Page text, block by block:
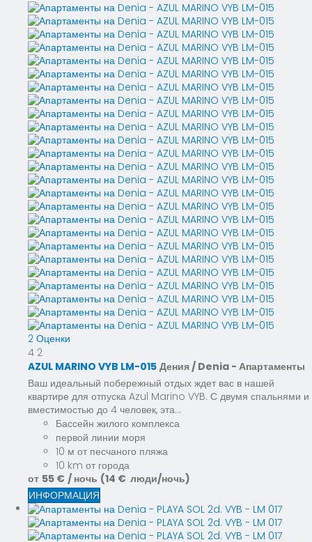
2 Оценки
4 2
AZUL MARINO VYB LM-015 Дения / Denia - Апартаменты
Ваш идеальный побережный отдых ждет вас в нашей
квартире для отпуска Azul Marino VYB. С двумя спальнями и
вместимостью до 4 человек, эта...
Бассейн жилого комплекса
первой линии моря
10 м от песчаного пляжа
10 km от города
от 55 € / ночь (14 € люди/ночь)
ИНФОРМАЦИЯ